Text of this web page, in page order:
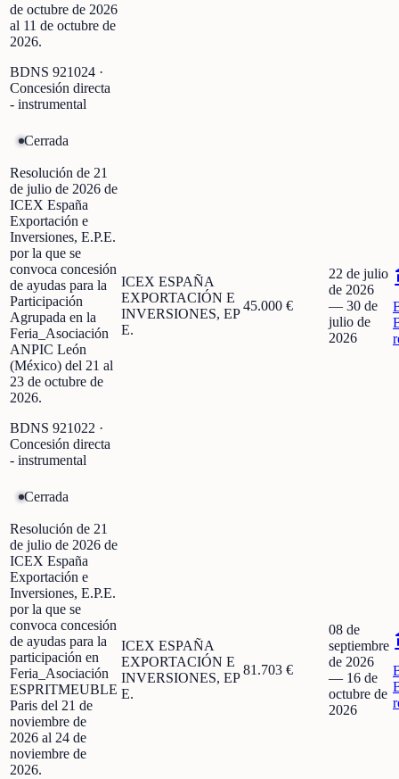
de octubre de 2026
al 11 de octubre de
2026.
BDNS 921024 ·
Concesión directa
- instrumental
Cerrada
Resolución de 21
de julio de 2026 de
ICEX España
Exportación e
Inversiones, E.P.E.
por la que se
convoca concesión
de ayudas para la
Participación
Agrupada en la
Feria_Asociación
ANPIC León
(México) del 21 al
23 de octubre de
2026.
BDNS 921022 ·
Concesión directa
- instrumental
ICEX ESPAÑA
EXPORTACIÓN E
INVERSIONES, EP
E.
45.000 €
22 de julio
de 2026
— 30 de
julio de
2026
Cerrada
Resolución de 21
de julio de 2026 de
ICEX España
Exportación e
Inversiones, E.P.E.
por la que se
convoca concesión
de ayudas para la
participación en
Feria_Asociación
ESPRITMEUBLE
Paris del 21 de
noviembre de
2026 al 24 de
noviembre de
2026.
ICEX ESPAÑA
EXPORTACIÓN E
INVERSIONES, EP
E.
81.703 €
08 de
septiembre
de 2026
— 16 de
octubre de
2026